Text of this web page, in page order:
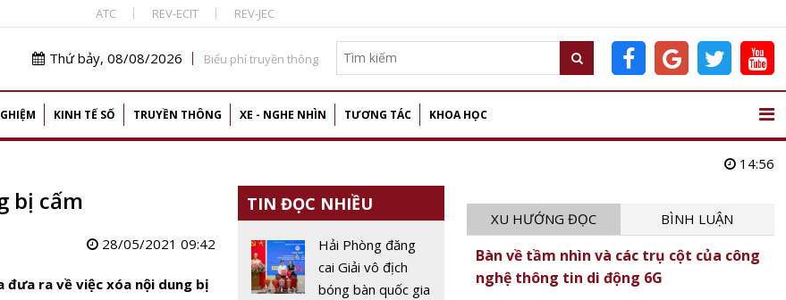
ATC REV-ECIT REV-JEC
Thứ bảy, 08/08/2026 Biểu phí truyền thông
KINH TẾ SỐ TRUYỀN THÔNG XE - NGHE NHÌN TƯƠNG TÁC KHOA HỌC
14:56
bị cấm
28/05/2021 09:42
đưa ra về việc xóa nội dung bị
TIN ĐỌC NHIỀU
Hải Phòng đăng
cai Giải vô địch
bóng bàn quốc gia
XU HƯỚNG ĐỌC BÌNH LUẬN
Bàn về tầm nhìn và các trụ cột của công
nghệ thông tin di động 6G